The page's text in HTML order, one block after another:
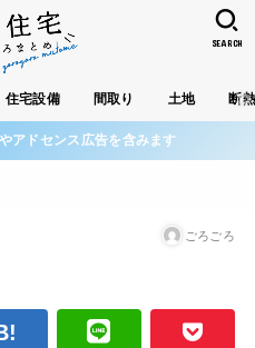
住宅設備 間取り 土地 断
SEARCH
アドセンス広告を含みます
ごろごろ